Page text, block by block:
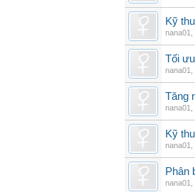
Kỹ
nana01
Tối
nana01
Tăng
nana01
Kỹ
nana01
Phân
nana01